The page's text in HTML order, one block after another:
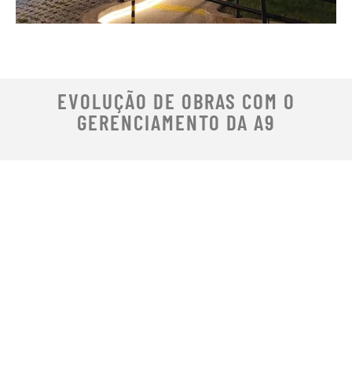
EVOLUÇÃO DE OBRAS COM O
GERENCIAMENTO DA A9